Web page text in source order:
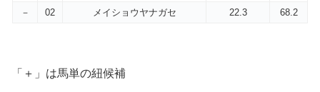
－
02 メイショウヤナガセ 22.3 68.2
「＋」は馬単の紐候補